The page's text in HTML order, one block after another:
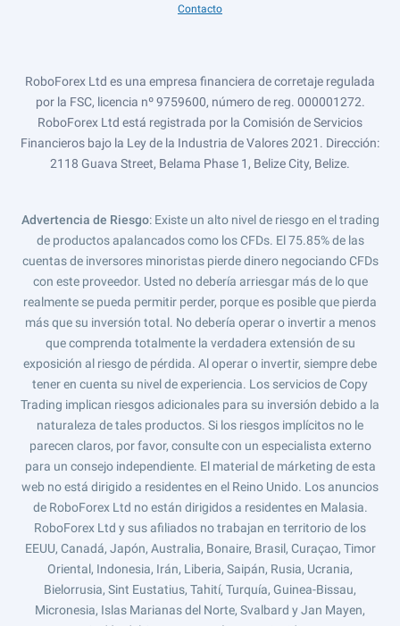
Contacto
RoboForex Ltd es una empresa financiera de corretaje regulada
por la FSC, licencia nº 9759600, número de reg. 000001272.
RoboForex Ltd está registrada por la Comisión de Servicios
Financieros bajo la Ley de la Industria de Valores 2021. Dirección:
2118 Guava Street, Belama Phase 1, Belize City, Belize.
Advertencia de Riesgo: Existe un alto nivel de riesgo en el trading
de productos apalancados como los CFDs. El 75.85% de las
cuentas de inversores minoristas pierde dinero negociando CFDs
con este proveedor. Usted no debería arriesgar más de lo que
realmente se pueda permitir perder, porque es posible que pierda
más que su inversión total. No debería operar o invertir a menos
que comprenda totalmente la verdadera extensión de su
exposición al riesgo de pérdida. Al operar o invertir, siempre debe
tener en cuenta su nivel de experiencia. Los servicios de Copy
Trading implican riesgos adicionales para su inversión debido a la
naturaleza de tales productos. Si los riesgos implícitos no le
parecen claros, por favor, consulte con un especialista externo
para un consejo independiente. El material de márketing de esta
web no está dirigido a residentes en el Reino Unido. Los anuncios
de RoboForex Ltd no están dirigidos a residentes en Malasia.
RoboForex Ltd y sus afiliados no trabajan en territorio de los
EEUU, Canadá, Japón, Australia, Bonaire, Brasil, Curaçao, Timor
Oriental, Indonesia, Irán, Liberia, Saipán, Rusia, Ucrania,
Bielorrusia, Sint Eustatius, Tahití, Turquía, Guinea-Bissau,
Micronesia, Islas Marianas del Norte, Svalbard y Jan Mayen,